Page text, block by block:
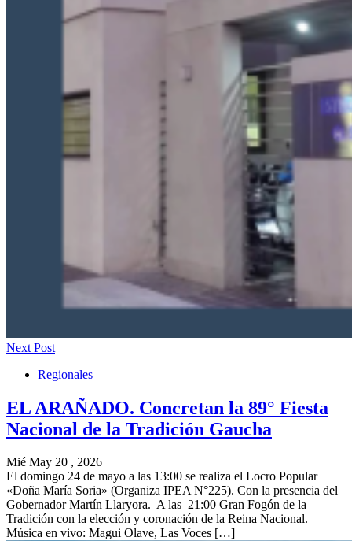
Next Post
Regionales
EL ARAÑADO. Concretan la 89° Fiesta
Nacional de la Tradición Gaucha
Mié May 20 , 2026
El domingo 24 de mayo a las 13:00 se realiza el Locro Popular
«Doña María Soria» (Organiza IPEA N°225). Con la presencia del
Gobernador Martín Llaryora. A las 21:00 Gran Fogón de la
Tradición con la elección y coronación de la Reina Nacional.
Música en vivo: Magui Olave, Las Voces […]